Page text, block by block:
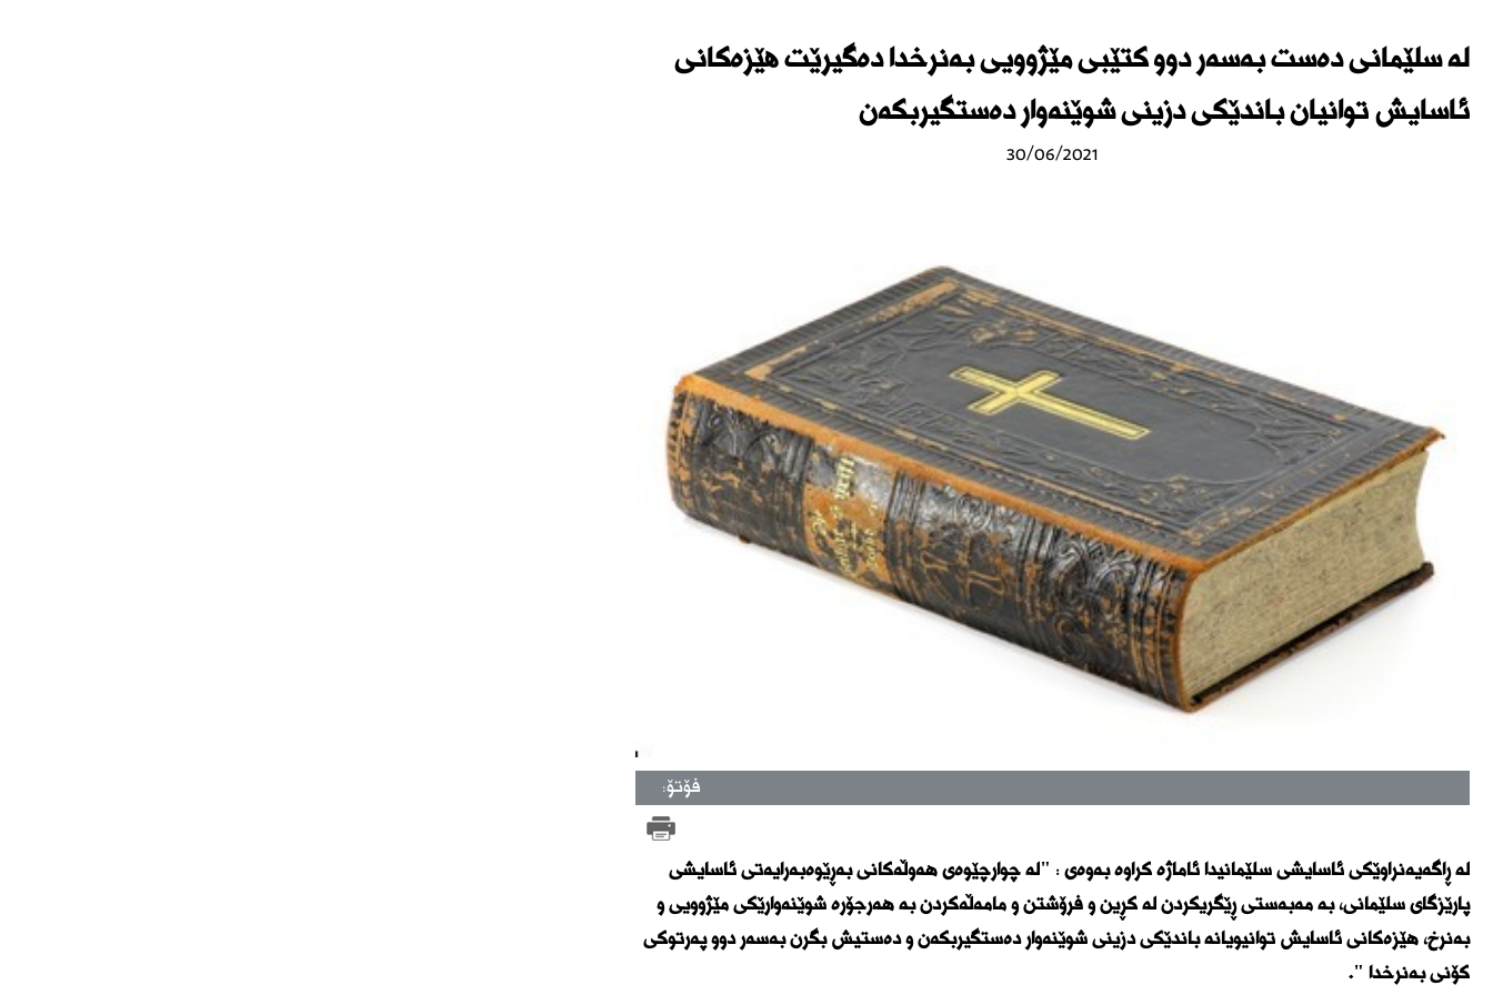
لە سلێمانی دەست بەسەر دوو كتێبى مێژوویی بەنرخدا دەگیرێت ھێزەكانی
ئاسایش توانیان باندێكی دزینی شوێنەوار دەستگیربكەن
30/06/2021
فۆتۆ:
لە ڕاگەیەنراوێكی ئاسایشی سلێمانیدا ئاماژە کراوە بەوەی : "لە چوارچێوەی هەوڵەكانی بەڕێوەبەرایەتی ئاسایشی
پارێزگای سلێمانی، بە مەبەستی ڕێگریكردن لە كڕین و فرۆشتن و مامەڵەكردن بە هەرجۆرە شوێنەوارێكی مێژوویی و
بەنرخ، هێزەكانی ئاسایش توانیویانە باندێكی دزینی شوێنەوار دەستگیربكەن و دەستیش بگرن بەسەر دوو پەرتوكی
كۆنی بەنرخدا ".